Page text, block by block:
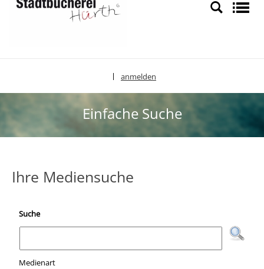
anmelden
Einfache Suche
Ihre Mediensuche
Suche
Medienart